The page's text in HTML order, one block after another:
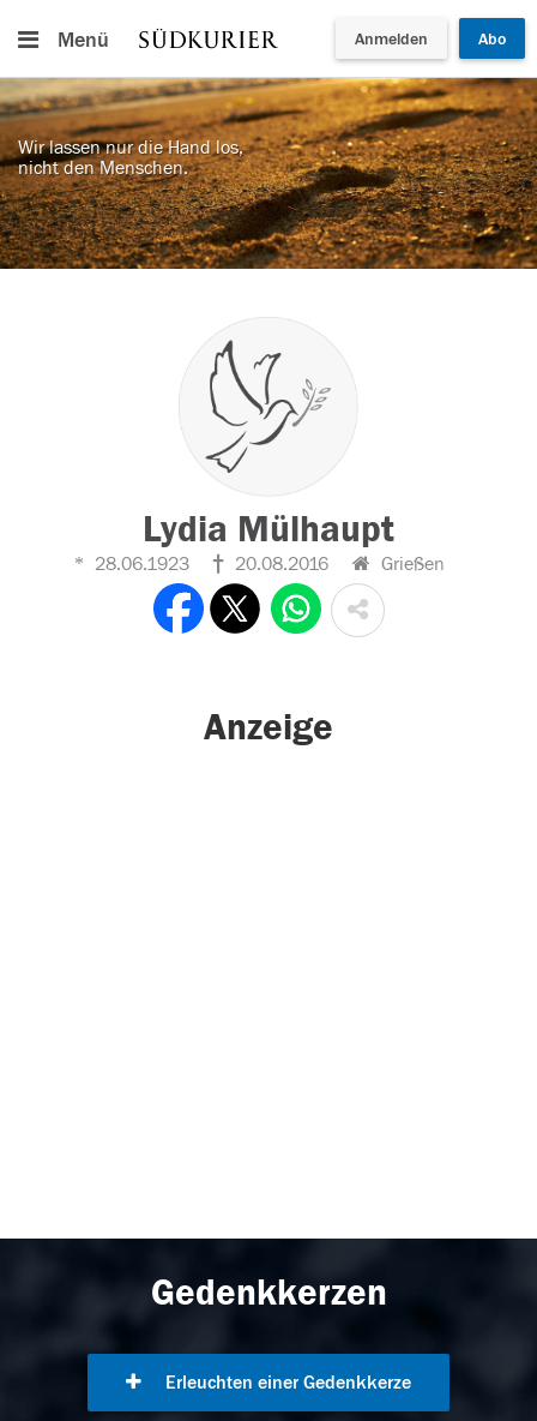
Menü Anmelden Abo
Wir lassen nur die Hand los,
nicht den Menschen.
Lydia Mülhaupt
28.06.1923 20.08.2016 Grießen
Anzeige
Gedenkkerzen
Erleuchten einer Gedenkkerze